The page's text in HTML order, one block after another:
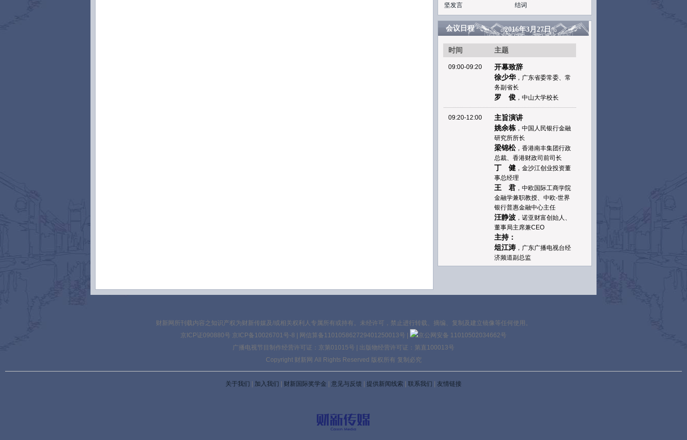
坚发言
结词
会议日程 2016年3月27日
时间 主题
09:00-09:20
开幕致辞
徐少华，广东省委常委、常
务副省长
罗 俊 ，中山大学校长
09:20-12:00
主旨演讲
姚余栋 ，中国人民银行金融
研究所所长
梁锦松，香港南丰集团行政
总裁、香港财政司前司长
丁 健 ，金沙江创业投资董
事总经理
王 君 ，中欧国际工商学院
金融学兼职教授、中欧-世界
银行普惠金融中心主任
汪静波 ，诺亚财富创始人、
董事局主席兼CEO
主持：
俎江涛 ，广东广播电视台经
济频道副总监
人民币纳入SDR货币篮子象
征着人民币国际化进程开启
新篇章。与此同时，近期离
财新网所刊载内容之知识产权为财新传媒及/或相关权利人专属所有或持有。未经许可，禁止进行转载、摘编、复制及建立镜像等任何使用。
京ICP证090880号 京ICP备10026701号-8 网信算备110105862729401250013号
京公网安备 11010502034662号
广播电视节目制作经营许可证：京第01015号
出版物经营许可证：第直100013号
Copyright 财新网 All Rights Reserved 版权所有 复制必究
关于我们 加入我们 财新国际奖学金 意见与反馈 提供新闻线索 联系我们 友情链接